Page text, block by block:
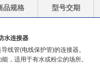
品规格 型号交期
水连接器
线管(电线保护管)的连接器。
，适用于有水或粉尘的场所。